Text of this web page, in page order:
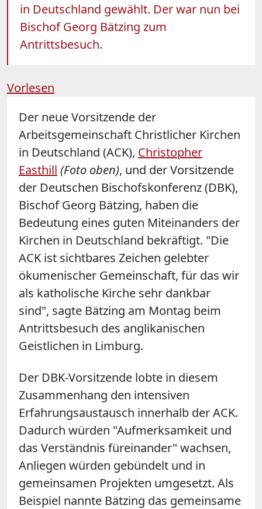
in Deutschland gewählt. Der war nun bei
Bischof Georg Bätzing zum
Antrittsbesuch.
Vorlesen
Der neue Vorsitzende der
Arbeitsgemeinschaft Christlicher Kirchen
in Deutschland (ACK), Christopher
Easthill (Foto oben), und der Vorsitzende
der Deutschen Bischofskonferenz (DBK),
Bischof Georg Bätzing, haben die
Bedeutung eines guten Miteinanders der
Kirchen in Deutschland bekräftigt. "Die
ACK ist sichtbares Zeichen gelebter
ökumenischer Gemeinschaft, für das wir
als katholische Kirche sehr dankbar
sind", sagte Bätzing am Montag beim
Antrittsbesuch des anglikanischen
Geistlichen in Limburg.
Der DBK-Vorsitzende lobte in diesem
Zusammenhang den intensiven
Erfahrungsaustausch innerhalb der ACK.
Dadurch würden "Aufmerksamkeit und
das Verständnis füreinander" wachsen,
Anliegen würden gebündelt und in
gemeinsamen Projekten umgesetzt. Als
Beispiel nannte Bätzing das gemeinsame